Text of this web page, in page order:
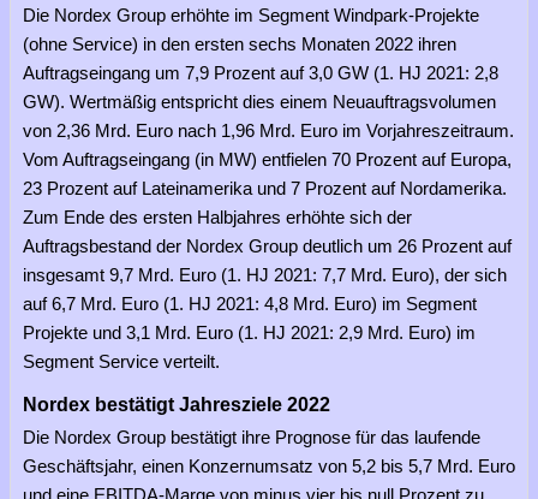
Die Nordex Group erhöhte im Segment Windpark-Projekte
(ohne Service) in den ersten sechs Monaten 2022 ihren
Auftragseingang um 7,9 Prozent auf 3,0 GW (1. HJ 2021: 2,8
GW). Wertmäßig entspricht dies einem Neuauftragsvolumen
von 2,36 Mrd. Euro nach 1,96 Mrd. Euro im Vorjahreszeitraum.
Vom Auftragseingang (in MW) entfielen 70 Prozent auf Europa,
23 Prozent auf Lateinamerika und 7 Prozent auf Nordamerika.
Zum Ende des ersten Halbjahres erhöhte sich der
Auftragsbestand der Nordex Group deutlich um 26 Prozent auf
insgesamt 9,7 Mrd. Euro (1. HJ 2021: 7,7 Mrd. Euro), der sich
auf 6,7 Mrd. Euro (1. HJ 2021: 4,8 Mrd. Euro) im Segment
Projekte und 3,1 Mrd. Euro (1. HJ 2021: 2,9 Mrd. Euro) im
Segment Service verteilt.
Nordex bestätigt Jahresziele 2022
Die Nordex Group bestätigt ihre Prognose für das laufende
Geschäftsjahr, einen Konzernumsatz von 5,2 bis 5,7 Mrd. Euro